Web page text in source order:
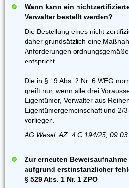
Wann kann ein
Verwalter bestellt werden?
Die Bestellung eines nicht
daher grundsätzlich eine
Anforderungen
entspricht.
Die in § 19 Abs. 2 Nr. 6 WEG
greift nur, wenn alle drei
Eigentümer, Verwalter aus
Eigentümergemeinschaft und 2/
vorliegen.
AG Wesel, AZ: 4 C 194/25,
Zur erneuten
aufgrund erstinstanzlicher
§ 529 Abs. 1 Nr. 1 ZPO